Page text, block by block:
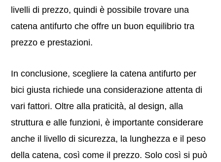
livelli di prezzo, quindi è possibile trovare una
catena antifurto che offre un buon equilibrio tra
prezzo e prestazioni.
In conclusione, scegliere la catena antifurto per
bici giusta richiede una considerazione attenta di
vari fattori. Oltre alla praticità, al design, alla
struttura e alle funzioni, è importante considerare
anche il livello di sicurezza, la lunghezza e il peso
della catena, così come il prezzo. Solo così si può